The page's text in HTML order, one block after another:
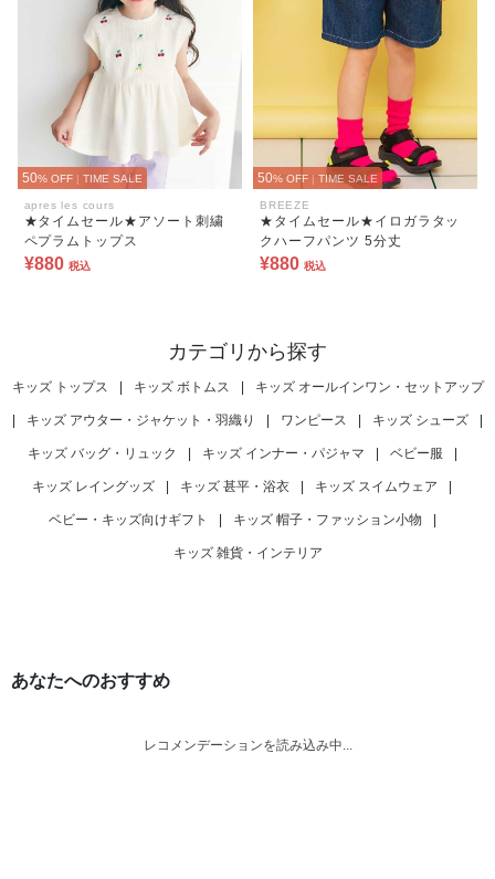
50% OFF | TIME SALE
apres les cours
★タイムセール★アソート刺繍
ペプラムトップス
¥880 税込
50% OFF | TIME SALE
BREEZE
★タイムセール★イロガラタッ
クハーフパンツ 5分丈
¥880 税込
カテゴリから探す
キッズ トップス キッズ ボトムス キッズ オールインワン・セットアップ
キッズ アウター・ジャケット・羽織り ワンピース キッズ シューズ
キッズ バッグ・リュック キッズ インナー・パジャマ ベビー服
キッズ レイングッズ キッズ 甚平・浴衣 キッズ スイムウェア
ベビー・キッズ向けギフト キッズ 帽子・ファッション小物
キッズ 雑貨・インテリア
あなたへのおすすめ
レコメンデーションを読み込み中...